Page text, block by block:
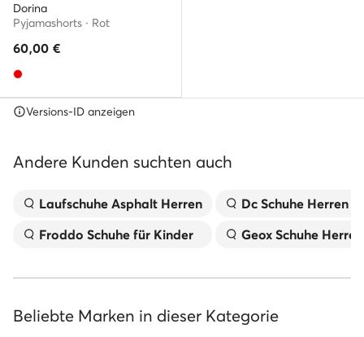
Dorina
Pyjamashorts · Rot
60,00 €
Versions-ID anzeigen
Andere Kunden suchten auch
Laufschuhe Asphalt Herren
Froddo Schuhe für Kinder
Dc Schuhe Herren
Geox Schuhe Herren
Beliebte Marken in dieser Kategorie